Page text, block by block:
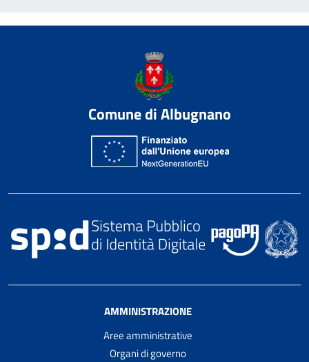
Comune di Albugnano
AMMINISTRAZIONE
Aree amministrative
Organi di governo